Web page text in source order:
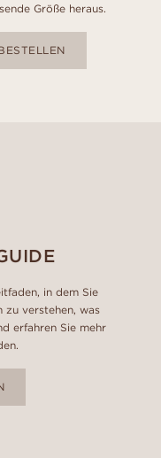
Größe heraus.
in dem Sie
zu verstehen, was
erfahren Sie mehr